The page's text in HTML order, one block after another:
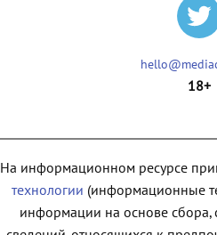
18+
На информационном ресурсе
технологии (информационные
информации на основе сбора,